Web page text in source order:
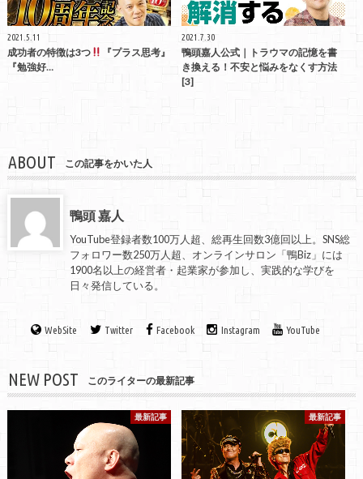
2021.5.11
成功者の特徴は3つ
『プラス思考』
『勉強好…
2021.7.30
鴨頭嘉人公式｜トラウマの記憶を書
き換える！不安と悩みをなくす方法
[3]
ABOUT この記事をかいた人
鴨頭 嘉人
YouTube登録者数100万人超、総再生回数3億回以上。SNS総
フォロワー数250万人超、オンラインサロン「鴨Biz」には
1900名以上の経営者・起業家が参加し、実践的な学びを
日々発信している。
WebSite Twitter Facebook Instagram YouTube
NEW POST このライターの最新記事
最新記事 最新記事